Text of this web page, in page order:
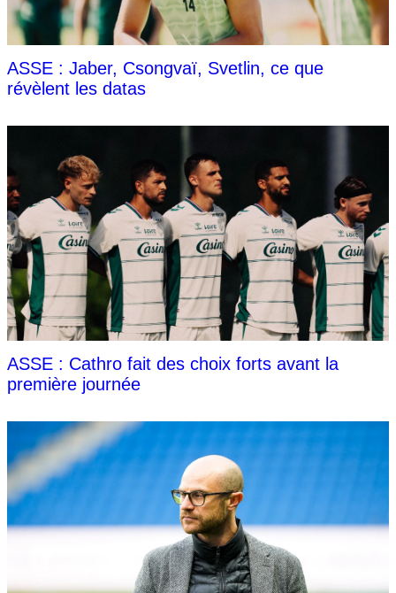
ASSE : Jaber, Csongvaï, Svetlin, ce que
révèlent les datas
ASSE : Cathro fait des choix forts avant la
première journée